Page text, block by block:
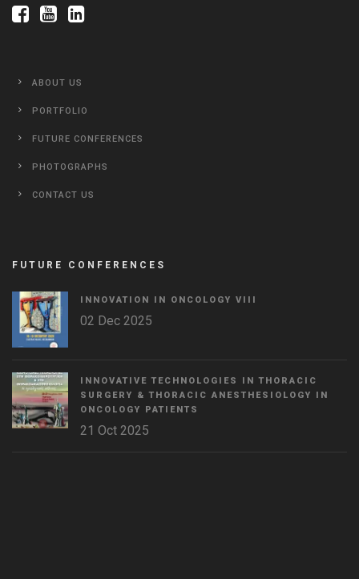
ABOUT US
PORTFOLIO
FUTURE CONFERENCES
PHOTOGRAPHS
CONTACT US
FUTURE CONFERENCES
INNOVATION IN ONCOLOGY VΙIΙ
02 Dec 2025
INNOVATIVE TECHNOLOGIES IN THORACIC
SURGERY & THORACIC ANESTHESIOLOGY IN
ONCOLOGY PATIENTS
21 Oct 2025